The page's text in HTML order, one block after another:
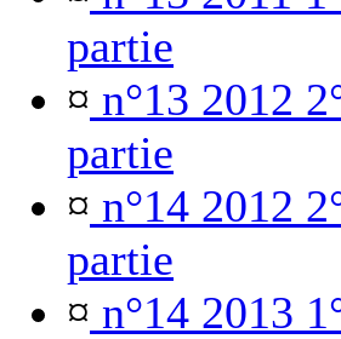
partie
¤ n°13 2012
partie
¤ n°14 2012
partie
¤ n°14 2013